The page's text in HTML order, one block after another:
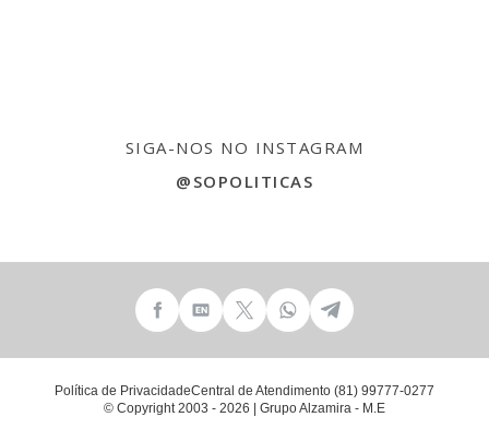
SIGA-NOS NO INSTAGRAM
@SOPOLITICAS
© Copyright 2003 - 2026 | Grupo Alzamira - M.E
Política de PrivacidadeCentral de Atendimento (81) 99777-0277